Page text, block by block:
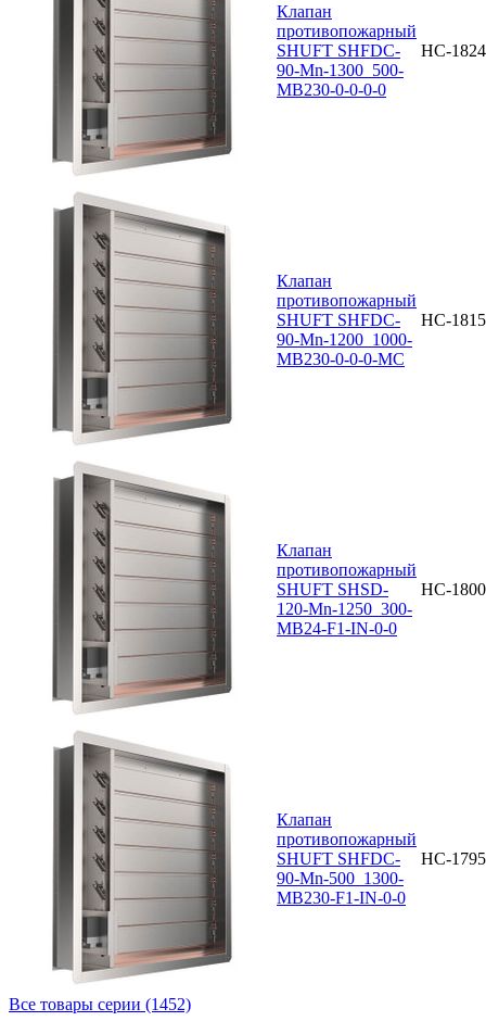
Клапан
противопожарный
SHUFT SHFDC-
90-Mn-1300_500-
MB230-0-0-0-0
НС-
Клапан
противопожарный
SHUFT SHFDC-
90-Mn-1200_1000-
MB230-0-0-0-MC
НС-
Клапан
противопожарный
SHUFT SHSD-
120-Mn-1250_300-
MB24-F1-IN-0-0
НС-
Клапан
противопожарный
SHUFT SHFDC-
90-Mn-500_1300-
MB230-F1-IN-0-0
НС-
Все товары серии (1452)